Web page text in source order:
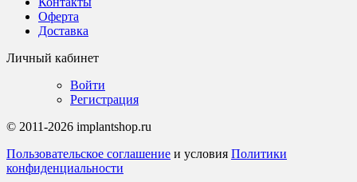
Оферта
Доставка
Личный кабинет
Войти
Регистрация
© 2011-2026 implantshop.ru
Пользовательское соглашение и условия Политики
конфиденциальности